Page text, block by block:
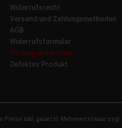
Widerrufsrecht
Versand und Zahlungsmethoden
AGB
Widerrufsformular
Vertrag widerrufen
Defektes Produkt
Preise inkl. gesetzl. Mehrwertsteuer zzgl.